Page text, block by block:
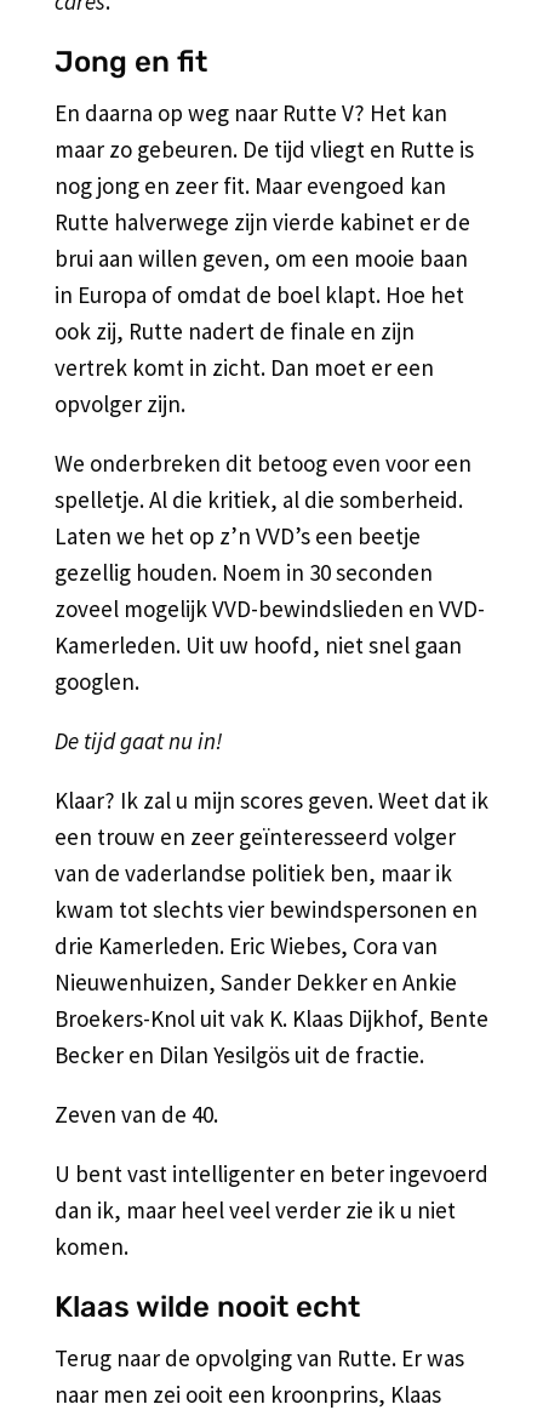
Jong en fit
En daarna op weg naar Rutte V? Het kan
maar zo gebeuren. De tijd vliegt en Rutte is
nog jong en zeer fit. Maar evengoed kan
Rutte halverwege zijn vierde kabinet er de
brui aan willen geven, om een mooie baan
in Europa of omdat de boel klapt. Hoe het
ook zij, Rutte nadert de finale en zijn
vertrek komt in zicht. Dan moet er een
opvolger zijn.
We onderbreken dit betoog even voor een
spelletje. Al die kritiek, al die somberheid.
Laten we het op z’n VVD’s een beetje
gezellig houden. Noem in 30 seconden
zoveel mogelijk VVD-bewindslieden en VVD-
Kamerleden. Uit uw hoofd, niet snel gaan
googlen.
De tijd gaat nu in!
Klaar? Ik zal u mijn scores geven. Weet dat ik
een trouw en zeer geïnteresseerd volger
van de vaderlandse politiek ben, maar ik
kwam tot slechts vier bewindspersonen en
drie Kamerleden. Eric Wiebes, Cora van
Nieuwenhuizen, Sander Dekker en Ankie
Broekers-Knol uit vak K. Klaas Dijkhof, Bente
Becker en Dilan Yesilgös uit de fractie.
Zeven van de 40.
U bent vast intelligenter en beter ingevoerd
dan ik, maar heel veel verder zie ik u niet
komen.
Klaas wilde nooit echt
Terug naar de opvolging van Rutte. Er was
naar men zei ooit een kroonprins, Klaas